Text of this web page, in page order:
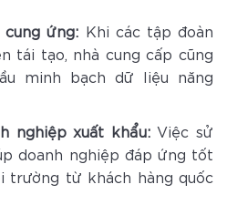
ứng: Khi các tập đoàn
tái tạo, nhà cung cấp cũng
minh bạch dữ liệu năng
nghiệp xuất khẩu:Việc sử
doanh nghiệp đáp ứng tốt
trường từ khách hàng quốc